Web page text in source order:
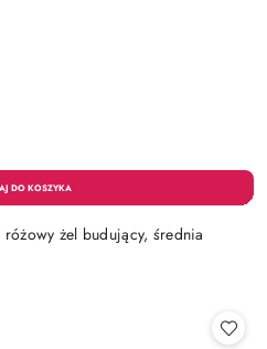
żel budujący, średnia